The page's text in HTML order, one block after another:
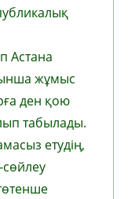
Астана
жұмыс
ден қою
табылады.
етудің,
сөйлеу